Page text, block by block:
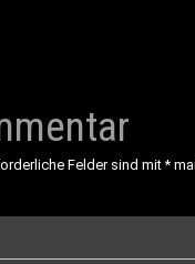
Felder sind mit*